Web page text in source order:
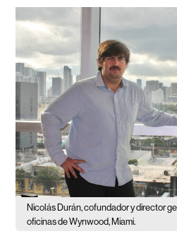
Nicolás Durán, cofundador y director
oficinas de Wynwood, Miami.